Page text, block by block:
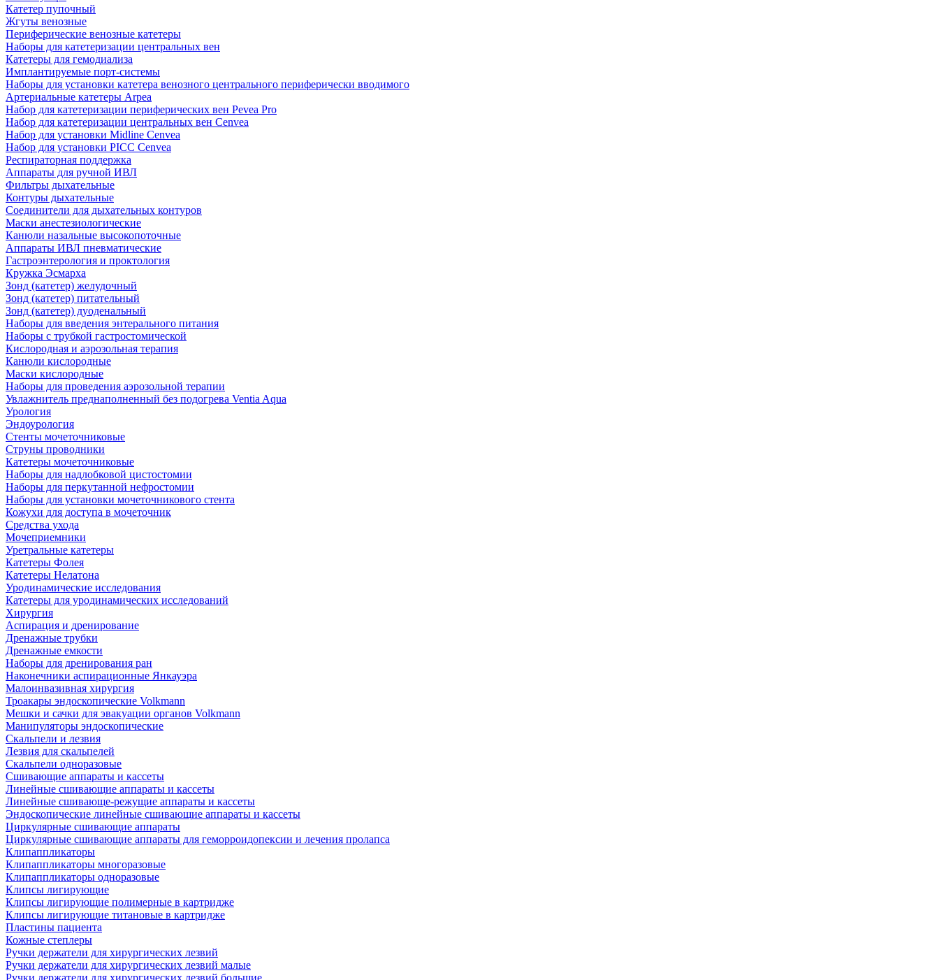
Катетер пупочный
Жгуты венозные
Периферические венозные катетеры
Наборы для катетеризации центральных вен
Катетеры для гемодиализа
Имплантируемые порт‑системы
Наборы для установки катетера венозного центрального периферически вводимого
Артериальные катетеры Arpea
Набор для катетеризации периферических вен Pevea Pro
Набор для катетеризации центральных вен Cenvea
Набор для установки Midline Cenvea
Набор для установки PICC Cenvea
Респираторная поддержка
Аппараты для ручной ИВЛ
Фильтры дыхательные
Контуры дыхательные
Соединители для дыхательных контуров
Маски анестезиологические
Канюли назальные высокопоточные
Аппараты ИВЛ пневматические
Гастроэнтерология и проктология
Кружка Эсмарха
Зонд (катетер) желудочный
Зонд (катетер) питательный
Зонд (катетер) дуоденальный
Наборы для введения энтерального питания
Наборы с трубкой гастростомической
Кислородная и аэрозольная терапия
Канюли кислородные
Маски кислородные
Наборы для проведения аэрозольной терапии
Увлажнитель преднаполненный без подогрева Ventia Aqua
Урология
Эндоурология
Стенты мочеточниковые
Струны проводники
Катетеры мочеточниковые
Наборы для надлобковой цистостомии
Наборы для перкутанной нефростомии
Наборы для установки мочеточникового стента
Кожухи для доступа в мочеточник
Средства ухода
Мочеприемники
Уретральные катетеры
Катетеры Фолея
Катетеры Нелатона
Уродинамические исследования
Катетеры для уродинамических исследований
Хирургия
Аспирация и дренирование
Дренажные трубки
Дренажные емкости
Наборы для дренирования ран
Наконечники аспирационные Янкауэра
Малоинвазивная хирургия
Троакары эндоскопические Volkmann
Мешки и сачки для эвакуации органов Volkmann
Манипуляторы эндоскопические
Скальпели и лезвия
Лезвия для скальпелей
Скальпели одноразовые
Сшивающие аппараты и кассеты
Линейные сшивающие аппараты и кассеты
Линейные сшивающе-режущие аппараты и кассеты
Эндоскопические линейные сшивающие аппараты и кассеты
Циркулярные сшивающие аппараты
Циркулярные сшивающие аппараты для геморроидопексии и лечения пролапса
Клипаппликаторы
Клипаппликаторы многоразовые
Клипаппликаторы одноразовые
Клипсы лигирующие
Клипсы лигирующие полимерные в картридже
Клипсы лигирующие титановые в картридже
Пластины пациента
Кожные степлеры
Ручки держатели для хирургических лезвий
Ручки держатели для хирургических лезвий малые
Ручки держатели для хирургических лезвий большие